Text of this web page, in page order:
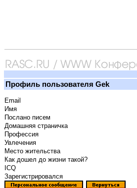
Профиль пользователя Gek
Email
Имя
Послано писем
Домашняя страничка
Профессия
Увлечения
Место жительства
Как дошел до жизни такой?
ICQ
Зарегистрировался